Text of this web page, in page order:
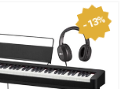
- 13%